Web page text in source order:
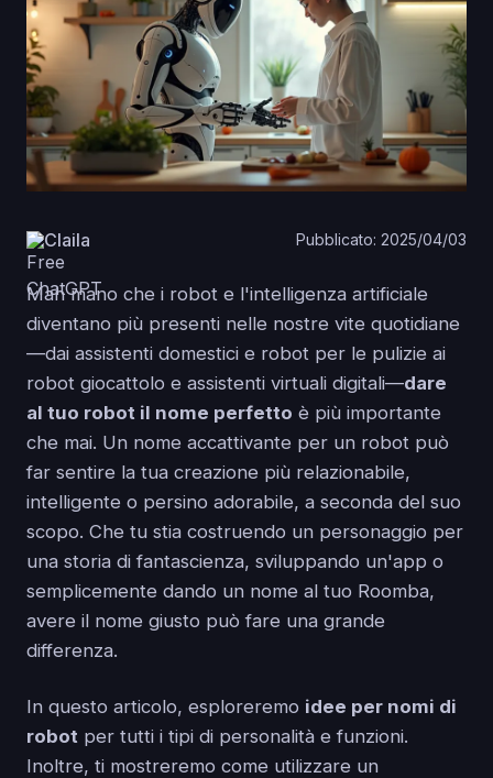
Claila Pubblicato: 2025/04/03
Man mano che i robot e l'intelligenza artificiale
diventano più presenti nelle nostre vite quotidiane
—dai assistenti domestici e robot per le pulizie ai
robot giocattolo e assistenti virtuali digitali—dare
al tuo robot il nome perfetto è più importante
che mai. Un nome accattivante per un robot può
far sentire la tua creazione più relazionabile,
intelligente o persino adorabile, a seconda del suo
scopo. Che tu stia costruendo un personaggio per
una storia di fantascienza, sviluppando un'app o
semplicemente dando un nome al tuo Roomba,
avere il nome giusto può fare una grande
differenza.
In questo articolo, esploreremo idee per nomi di
robot per tutti i tipi di personalità e funzioni.
Inoltre, ti mostreremo come utilizzare un